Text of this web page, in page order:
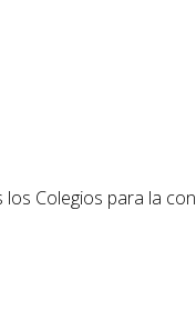
Colegios para la